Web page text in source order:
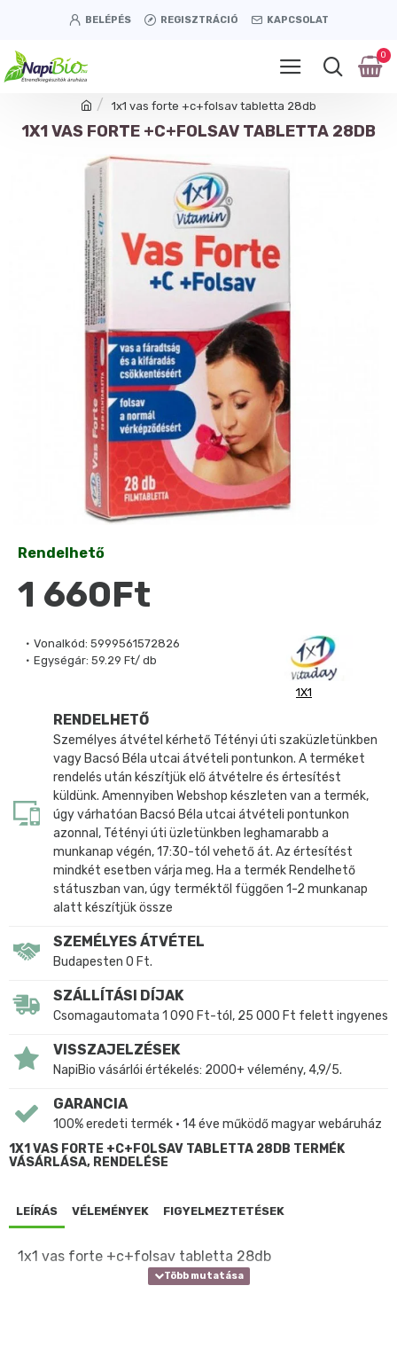
BELÉPÉS REGISZTRÁCIÓ KAPCSOLAT
0
1x1 vas forte +c+folsav tabletta 28db
1X1 VAS FORTE +C+FOLSAV TABLETTA 28DB
Vonalkód: 5999561572826
Egységár: 59.29 Ft/ db
1X1
Rendelhető
1 660Ft
RENDELHETŐ
Személyes átvétel kérhető Tétényi úti szaküzletünkben
vagy Bacsó Béla utcai átvételi pontunkon. A terméket
rendelés után készítjük elő átvételre és értesítést
küldünk. Amennyiben Webshop készleten van a termék,
úgy várhatóan Bacsó Béla utcai átvételi pontunkon
azonnal, Tétényi úti üzletünkben leghamarabb a
munkanap végén, 17:30-tól vehető át. Az értesítést
mindkét esetben várja meg. Ha a termék Rendelhető
státuszban van, úgy terméktől függően 1-2 munkanap
alatt készítjük össze
SZEMÉLYES ÁTVÉTEL
Budapesten 0 Ft.
SZÁLLÍTÁSI DÍJAK
Csomagautomata 1 090 Ft-tól, 25 000 Ft felett ingyenes
VISSZAJELZÉSEK
NapiBio vásárlói értékelés: 2000+ vélemény, 4,9/5.
GARANCIA
100% eredeti termék • 14 éve működő magyar webáruház
1X1 VAS FORTE +C+FOLSAV TABLETTA 28DB TERMÉK
VÁSÁRLÁSA, RENDELÉSE
LEÍRÁS VÉLEMÉNYEK FIGYELMEZTETÉSEK
1x1 vas forte +c+folsav tabletta 28db